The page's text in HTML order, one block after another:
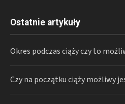
Ostatnie artykuły
Okres podczas ciąży czy to
Czy na początku ciąży możliwy